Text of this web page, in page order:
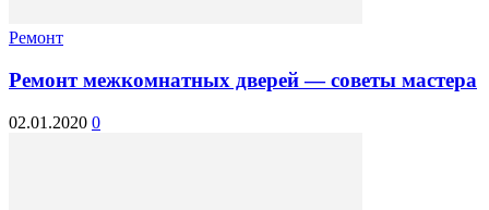
Ремонт
Ремонт межкомнатных дверей — советы мастера
02.01.2020 0